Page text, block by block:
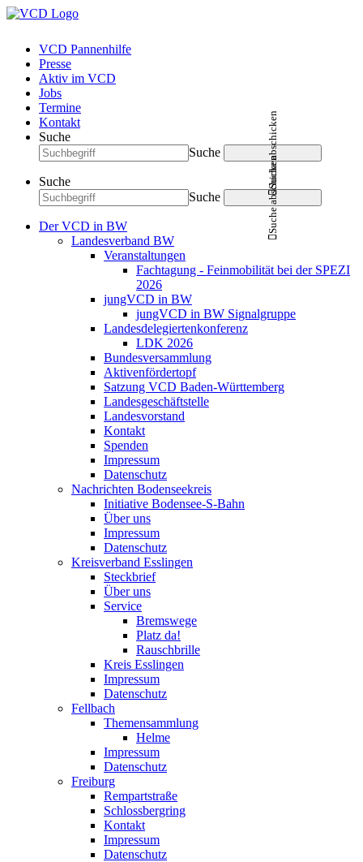
VCD Pannenhilfe
Presse
Aktiv im VCD
Jobs
Termine
Kontakt
Suche
Suche
Suche abschicken
Suche
Suche
Suche abschicken
Der VCD in BW
Landesverband BW
Veranstaltungen
Fachtagung - Feinmobilität bei der SPEZI
2026
jungVCD in BW
jungVCD in BW Signalgruppe
Landesdelegiertenkonferenz
LDK 2026
Bundesversammlung
Aktivenfördertopf
Satzung VCD Baden-Württemberg
Landesgeschäftstelle
Landesvorstand
Kontakt
Spenden
Impressum
Datenschutz
Nachrichten Bodenseekreis
Initiative Bodensee-S-Bahn
Über uns
Impressum
Datenschutz
Kreisverband Esslingen
Steckbrief
Über uns
Service
Bremswege
Platz da!
Rauschbrille
Kreis Esslingen
Impressum
Datenschutz
Fellbach
Themensammlung
Helme
Impressum
Datenschutz
Freiburg
Rempartstraße
Schlossbergring
Kontakt
Impressum
Datenschutz